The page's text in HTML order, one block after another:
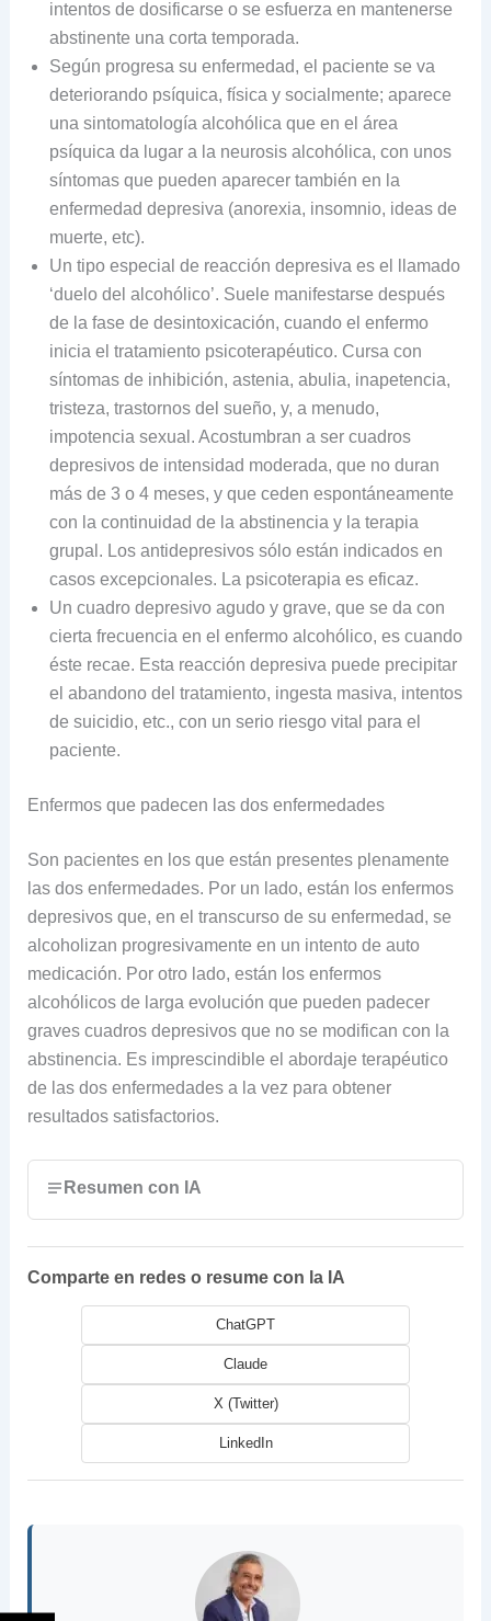
intentos de dosificarse o se esfuerza en mantenerse
abstinente una corta temporada.
Según progresa su enfermedad, el paciente se va
deteriorando psíquica, física y socialmente; aparece
una sintomatología alcohólica que en el área
psíquica da lugar a la neurosis alcohólica, con unos
síntomas que pueden aparecer también en la
enfermedad depresiva (anorexia, insomnio, ideas de
muerte, etc).
Un tipo especial de reacción depresiva es el llamado
‘duelo del alcohólico’. Suele manifestarse después
de la fase de desintoxicación, cuando el enfermo
inicia el tratamiento psicoterapéutico. Cursa con
síntomas de inhibición, astenia, abulia, inapetencia,
tristeza, trastornos del sueño, y, a menudo,
impotencia sexual. Acostumbran a ser cuadros
depresivos de intensidad moderada, que no duran
más de 3 o 4 meses, y que ceden espontáneamente
con la continuidad de la abstinencia y la terapia
grupal. Los antidepresivos sólo están indicados en
casos excepcionales. La psicoterapia es eficaz.
Un cuadro depresivo agudo y grave, que se da con
cierta frecuencia en el enfermo alcohólico, es cuando
éste recae. Esta reacción depresiva puede precipitar
el abandono del tratamiento, ingesta masiva, intentos
de suicidio, etc., con un serio riesgo vital para el
paciente.
Enfermos que padecen las dos enfermedades
Son pacientes en los que están presentes plenamente
las dos enfermedades. Por un lado, están los enfermos
depresivos que, en el transcurso de su enfermedad, se
alcoholizan progresivamente en un intento de auto
medicación. Por otro lado, están los enfermos
alcohólicos de larga evolución que pueden padecer
graves cuadros depresivos que no se modifican con la
abstinencia. Es imprescindible el abordaje terapéutico
de las dos enfermedades a la vez para obtener
resultados satisfactorios.
Resumen con IA
Comparte en redes o resume con la IA
ChatGPT
Claude
X (Twitter)
LinkedIn